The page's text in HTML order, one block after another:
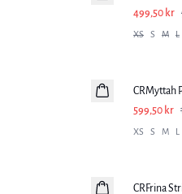
499,50 kr
XS S M L
CRMyttah
599,50 kr
XS S M L
CRFrina